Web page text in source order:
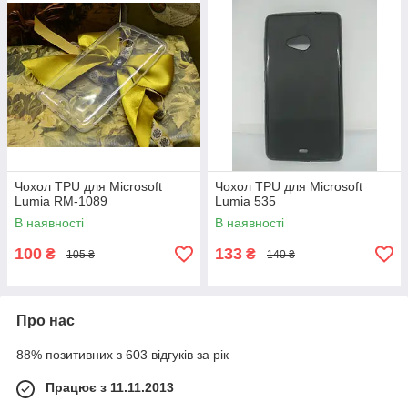
Чохол TPU для Microsoft
Lumia RM-1089
В наявності
100 ₴ 105 ₴
Чохол TPU для Microsoft
Lumia 535
В наявності
133 ₴ 140 ₴
Про нас
88% позитивних з 603 відгуків за рік
Працює з 11.11.2013